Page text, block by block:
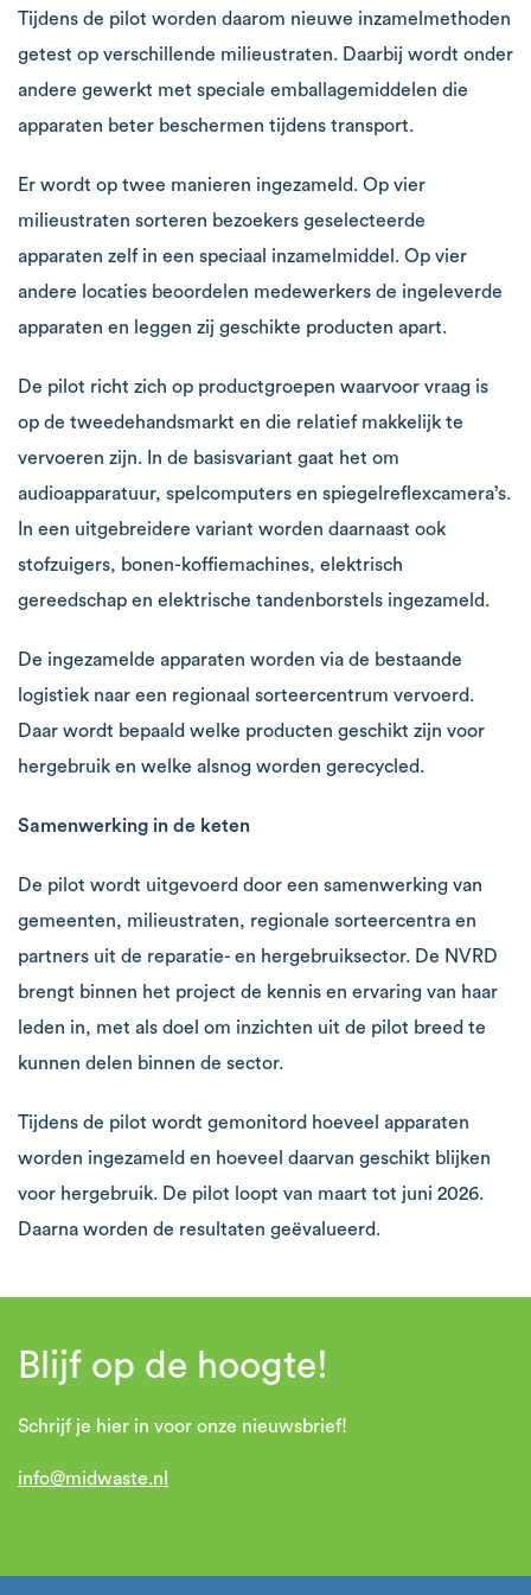
Tijdens de pilot worden daarom nieuwe inzamelmethoden
getest op verschillende milieustraten. Daarbij wordt onder
andere gewerkt met speciale emballagemiddelen die
apparaten beter beschermen tijdens transport.
Er wordt op twee manieren ingezameld. Op vier
milieustraten sorteren bezoekers geselecteerde
apparaten zelf in een speciaal inzamelmiddel. Op vier
andere locaties beoordelen medewerkers de ingeleverde
apparaten en leggen zij geschikte producten apart.
De pilot richt zich op productgroepen waarvoor vraag is
op de tweedehandsmarkt en die relatief makkelijk te
vervoeren zijn. In de basisvariant gaat het om
audioapparatuur, spelcomputers en spiegelreflexcamera’s.
In een uitgebreidere variant worden daarnaast ook
stofzuigers, bonen-koffiemachines, elektrisch
gereedschap en elektrische tandenborstels ingezameld.
De ingezamelde apparaten worden via de bestaande
logistiek naar een regionaal sorteercentrum vervoerd.
Daar wordt bepaald welke producten geschikt zijn voor
hergebruik en welke alsnog worden gerecycled.
Samenwerking in de keten
De pilot wordt uitgevoerd door een samenwerking van
gemeenten, milieustraten, regionale sorteercentra en
partners uit de reparatie- en hergebruiksector. De NVRD
brengt binnen het project de kennis en ervaring van haar
leden in, met als doel om inzichten uit de pilot breed te
kunnen delen binnen de sector.
Tijdens de pilot wordt gemonitord hoeveel apparaten
worden ingezameld en hoeveel daarvan geschikt blijken
voor hergebruik. De pilot loopt van maart tot juni 2026.
Daarna worden de resultaten geëvalueerd.
Blijf op de hoogte!
Schrijf je hier in voor onze nieuwsbrief!
info@midwaste.nl